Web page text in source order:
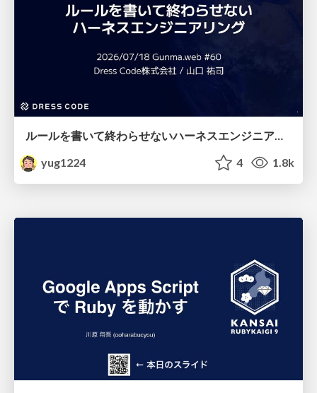
ルールを書いて終わらせないハーネスエンジニアリング
yug1224
4 1.8k